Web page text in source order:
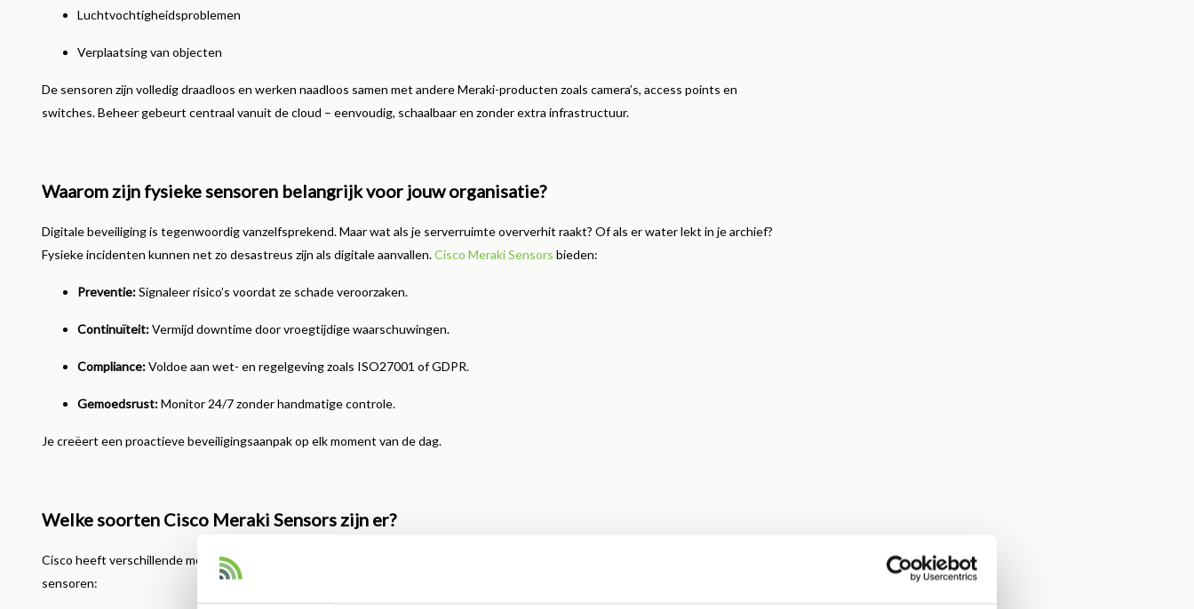
Luchtvochtigheidsproblemen
Verplaatsing van objecten
De sensoren zijn volledig draadloos en werken naadloos samen met andere Meraki-producten zoals camera’s, access points en
switches. Beheer gebeurt centraal vanuit de cloud – eenvoudig, schaalbaar en zonder extra infrastructuur.
Waarom zijn fysieke sensoren belangrijk voor jouw organisatie?
Digitale beveiliging is tegenwoordig vanzelfsprekend. Maar wat als je serverruimte oververhit raakt? Of als er water lekt in je archief?
Fysieke incidenten kunnen net zo desastreus zijn als digitale aanvallen.Cisco Meraki Sensors bieden:
Preventie:Signaleer risico’s voordat ze schade veroorzaken.
Continuïteit:Vermijd downtime door vroegtijdige waarschuwingen.
Compliance:Voldoe aan wet- en regelgeving zoals ISO27001 of GDPR.
Gemoedsrust:Monitor 24/7 zonder handmatige controle.
Je creëert een proactieve beveiligingsaanpak op elk moment van de dag.
Welke soorten Cisco Meraki Sensors zijn er?
Cisco heeft verschillende modellen ontwikkeld, elk met een specifiek doel. Hieronder een overzicht van de meest gebruikte
sensoren: